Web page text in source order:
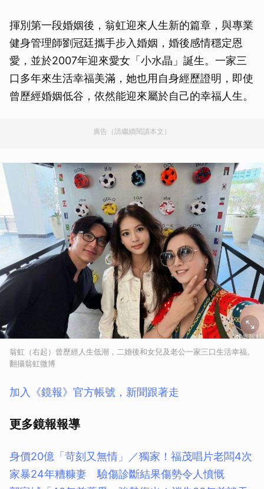
揮別第一段婚姻後，翁虹迎來人生新的篇章，與專業
健身管理師劉冠廷攜手步入婚姻，婚後感情穩定恩
愛，並於2007年迎來愛女「小水晶」誕生。一家三
口多年來生活幸福美滿，她也用自身經歷證明，即使
曾歷經婚姻低谷，依然能迎來屬於自己的幸福人生。
廣告（請繼續閱讀本文）
翁虹（右起）曾歷經人生低潮，二婚後和女兒及老公一家三口生活幸福。
翻攝翁虹微博
加入《鏡報》官方帳號，新聞跟著走
更多鏡報報導
身價20億「苛刻又無情」／獨家！福茂唱片老闆4次
家暴24年糟糠妻 驗傷診斷結果傷勢令人憤慨